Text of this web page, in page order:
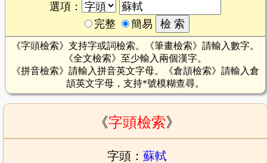
選項：
完整
簡易
《字頭檢索》支持字或詞檢索。《筆畫檢索》請輸入數字。
《全文檢索》至少輸入兩個漢字。
《拼音檢索》請輸入拼音英文字母。《倉頡檢索》請輸入倉
頡英文字母，支持*號模糊查尋。
《字頭檢索》
字頭： 蘇軾